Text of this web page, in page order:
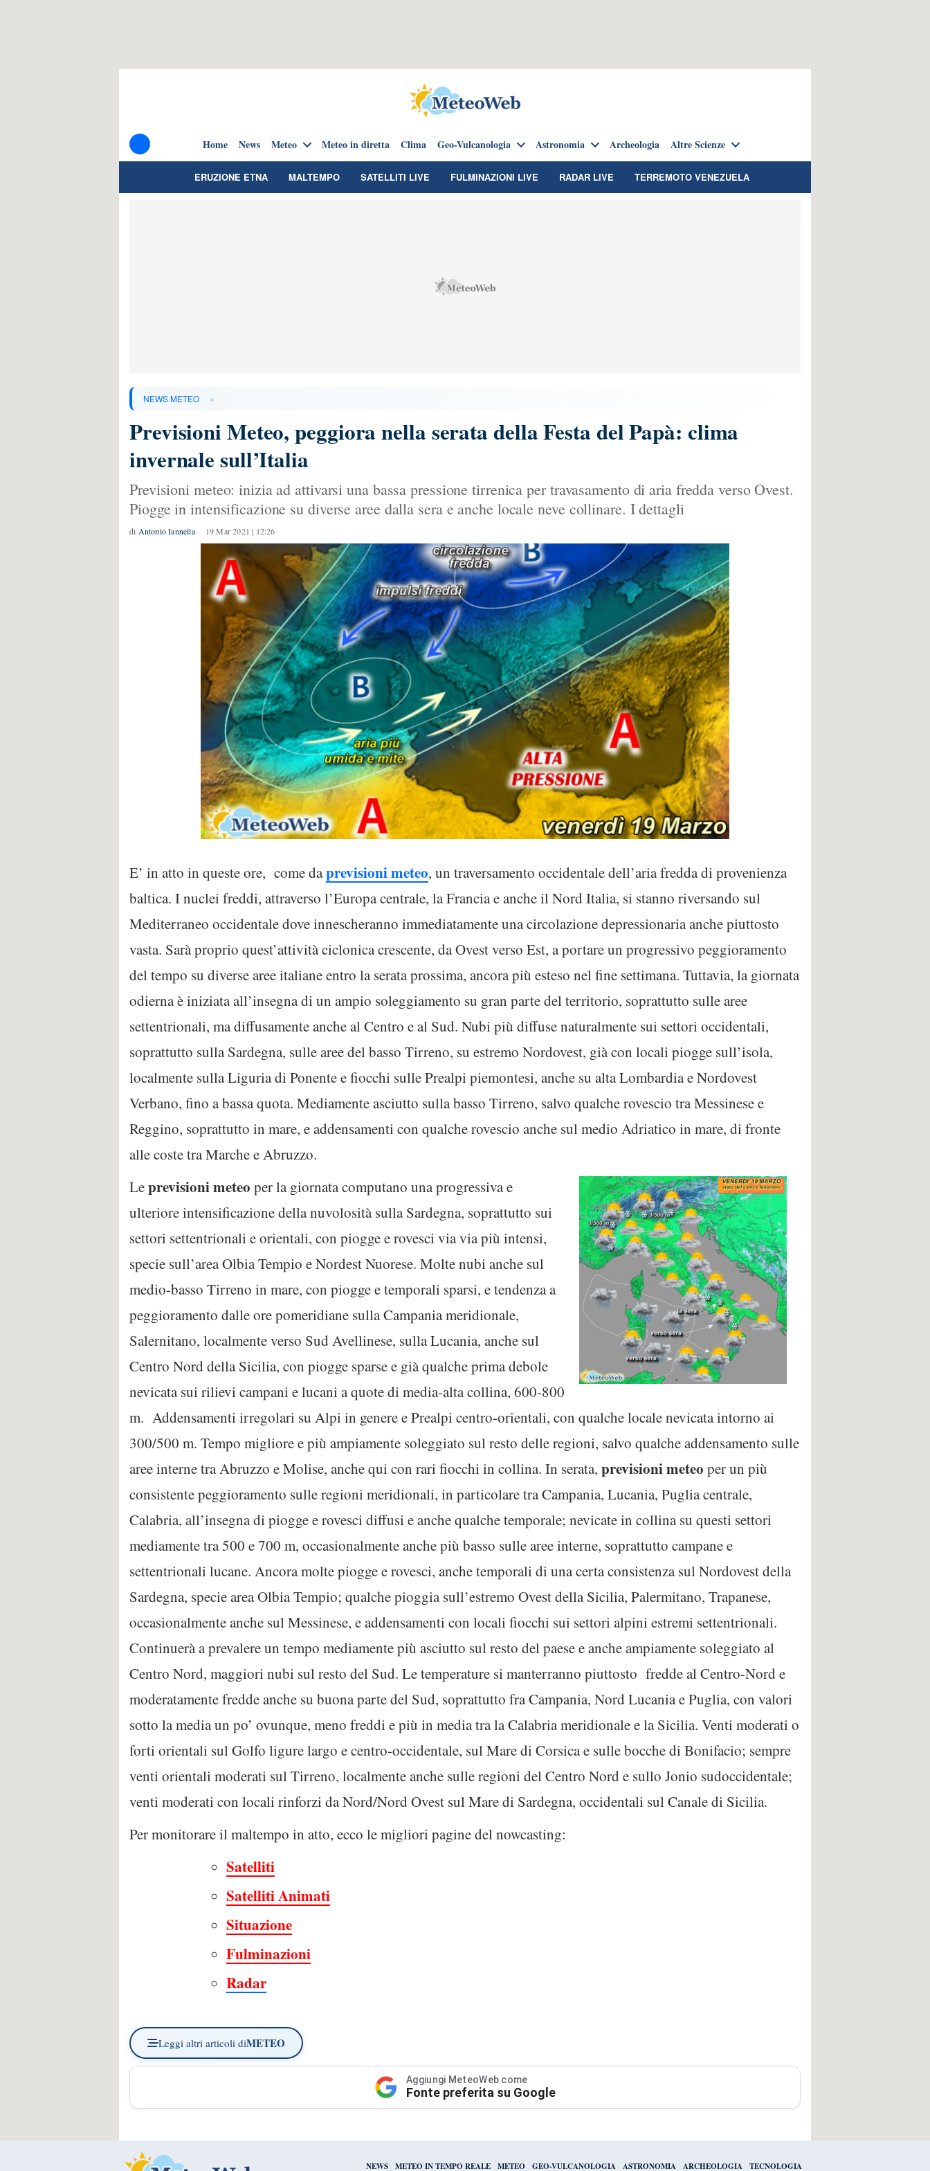
Home News Meteo Meteo in diretta Clima Geo-Vulcanologia Astronomia Archeologia Altre Scienze
ERUZIONE ETNA MALTEMPO SATELLITI LIVE FULMINAZIONI LIVE RADAR LIVE TERREMOTO VENEZUELA
NEWS METEO »
Previsioni Meteo, peggiora nella serata della Festa del Papà: clima
invernale sull’Italia
Previsioni meteo: inizia ad attivarsi una bassa pressione tirrenica per travasamento di aria fredda verso Ovest.
Piogge in intensificazione su diverse aree dalla sera e anche locale neve collinare. I dettagli
di Antonio Iannella 19 Mar 2021 | 12:26
E’ in atto in queste ore, come daprevisioni meteo, un traversamento occidentale dell’aria fredda di provenienza
baltica. I nuclei freddi, attraverso l’Europa centrale, la Francia e anche il Nord Italia, si stanno riversando sul
Mediterraneo occidentale dove innescheranno immediatamente una circolazione depressionaria anche piuttosto
vasta. Sarà proprio quest’attività ciclonica crescente, da Ovest verso Est, a portare un progressivo peggioramento
del tempo su diverse aree italiane entro la serata prossima, ancora più esteso nel fine settimana. Tuttavia, la giornata
odierna è iniziata all’insegna di un ampio soleggiamento su gran parte del territorio, soprattutto sulle aree
settentrionali, ma diffusamente anche al Centro e al Sud. Nubi più diffuse naturalmente sui settori occidentali,
soprattutto sulla Sardegna, sulle aree del basso Tirreno, su estremo Nordovest, già con locali piogge sull’isola,
localmente sulla Liguria di Ponente e fiocchi sulle Prealpi piemontesi, anche su alta Lombardia e Nordovest
Verbano, fino a bassa quota. Mediamente asciutto sulla basso Tirreno, salvo qualche rovescio tra Messinese e
Reggino, soprattutto in mare, e addensamenti con qualche rovescio anche sul medio Adriatico in mare, di fronte
alle coste tra Marche e Abruzzo.
Leprevisioni meteo per la giornata computano una progressiva e
ulteriore intensificazione della nuvolosità sulla Sardegna, soprattutto sui
settori settentrionali e orientali, con piogge e rovesci via via più intensi,
specie sull’area Olbia Tempio e Nordest Nuorese. Molte nubi anche sul
medio-basso Tirreno in mare, con piogge e temporali sparsi, e tendenza a
peggioramento dalle ore pomeridiane sulla Campania meridionale,
Salernitano, localmente verso Sud Avellinese, sulla Lucania, anche sul
Centro Nord della Sicilia, con piogge sparse e già qualche prima debole
nevicata sui rilievi campani e lucani a quote di media-alta collina, 600-800
m. Addensamenti irregolari su Alpi in genere e Prealpi centro-orientali, con qualche locale nevicata intorno ai
300/500 m. Tempo migliore e più ampiamente soleggiato sul resto delle regioni, salvo qualche addensamento sulle
aree interne tra Abruzzo e Molise, anche qui con rari fiocchi in collina. In serata, previsioni meteo per un più
consistente peggioramento sulle regioni meridionali, in particolare tra Campania, Lucania, Puglia centrale,
Calabria, all’insegna di piogge e rovesci diffusi e anche qualche temporale; nevicate in collina su questi settori
mediamente tra 500 e 700 m, occasionalmente anche più basso sulle aree interne, soprattutto campane e
settentrionali lucane. Ancora molte piogge e rovesci, anche temporali di una certa consistenza sul Nordovest della
Sardegna, specie area Olbia Tempio; qualche pioggia sull’estremo Ovest della Sicilia, Palermitano, Trapanese,
occasionalmente anche sul Messinese, e addensamenti con locali fiocchi sui settori alpini estremi settentrionali.
Continuerà a prevalere un tempo mediamente più asciutto sul resto del paese e anche ampiamente soleggiato al
Centro Nord, maggiori nubi sul resto del Sud. Le temperature si manterranno piuttosto fredde al Centro-Nord e
moderatamente fredde anche su buona parte del Sud, soprattutto fra Campania, Nord Lucania e Puglia, con valori
sotto la media un po’ ovunque, meno freddi e più in media tra la Calabria meridionale e la Sicilia. Venti moderati o
forti orientali sul Golfo ligure largo e centro-occidentale, sul Mare di Corsica e sulle bocche di Bonifacio; sempre
venti orientali moderati sul Tirreno, localmente anche sulle regioni del Centro Nord e sullo Jonio sudoccidentale;
venti moderati con locali rinforzi da Nord/Nord Ovest sul Mare di Sardegna, occidentali sul Canale di Sicilia.
Per monitorare il maltempo in atto, ecco le migliori pagine del nowcasting:
Satelliti
Satelliti Animati
Situazione
Fulminazioni
Radar
Leggi altri articoli diMETEO
Aggiungi MeteoWeb come
Fonte preferita su Google
NEWS METEO IN TEMPO REALE METEO GEO-VULCANOLOGIA ASTRONOMIA ARCHEOLOGIA TECNOLOGIA